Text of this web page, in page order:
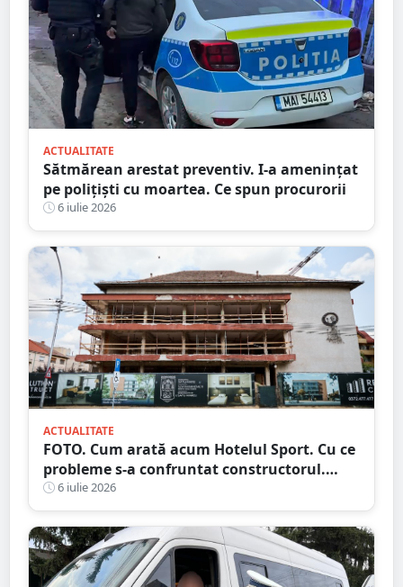
ACTUALITATE
Sătmărean arestat preventiv. I-a amenințat
pe polițiști cu moartea. Ce spun procurorii
6 iulie 2026
ACTUALITATE
FOTO. Cum arată acum Hotelul Sport. Cu ce
probleme s-a confruntat constructorul.
Care e stadiul lucrărilor
6 iulie 2026